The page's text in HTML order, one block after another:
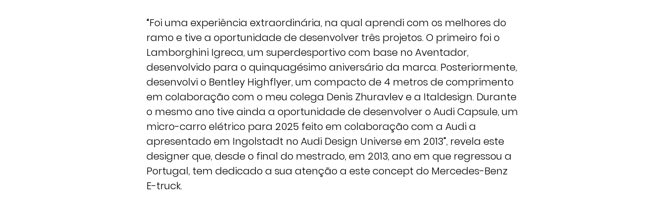
“Foi uma experiência extraordinária, na qual aprendi com os melhores do
ramo e tive a oportunidade de desenvolver três projetos. O primeiro foi o
Lamborghini Igreca, um superdesportivo com base no Aventador,
desenvolvido para o quinquagésimo aniversário da marca. Posteriormente,
desenvolvi o Bentley Highflyer, um compacto de 4 metros de comprimento
em colaboração com o meu colega Denis Zhuravlev e a Italdesign. Durante
o mesmo ano tive ainda a oportunidade de desenvolver o Audi Capsule, um
micro-carro elétrico para 2025 feito em colaboração com a Audi a
apresentado em Ingolstadt no Audi Design Universe em 2013”, revela este
designer que, desde o final do mestrado, em 2013, ano em que regressou a
Portugal, tem dedicado a sua atenção a este concept do Mercedes-Benz
E-truck.